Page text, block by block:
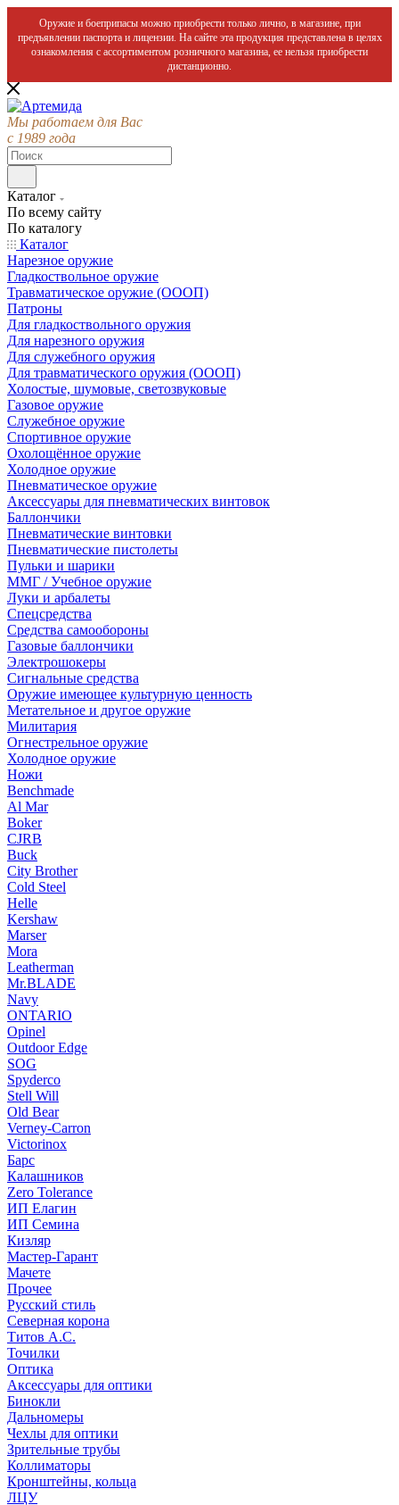
Оружие и боеприпасы можно приобрести только лично, в магазине, при
предъявлении паспорта и лицензии. На сайте эта продукция представлена в целях
ознакомления с ассортиментом розничного магазина, ее нельзя приобрести
дистанционно.
Мы работаем для Вас
с 1989 года
Каталог
По всему сайту
По каталогу
Каталог
Нарезное оружие
Гладкоствольное оружие
Травматическое оружие (ОООП)
Патроны
Для гладкоствольного оружия
Для нарезного оружия
Для служебного оружия
Для травматического оружия (ОООП)
Холостые, шумовые, светозвуковые
Газовое оружие
Служебное оружие
Спортивное оружие
Охолощённое оружие
Холодное оружие
Пневматическое оружие
Аксессуары для пневматических винтовок
Баллончики
Пневматические винтовки
Пневматические пистолеты
Пульки и шарики
ММГ / Учебное оружие
Луки и арбалеты
Спецсредства
Средства самообороны
Газовые баллончики
Электрошокеры
Сигнальные средства
Оружие имеющее культурную ценность
Метательное и другое оружие
Милитария
Огнестрельное оружие
Холодное оружие
Ножи
Benchmade
Al Mar
Boker
CJRB
Buck
City Brother
Cold Steel
Helle
Kershaw
Marser
Mora
Leatherman
Mr.BLADE
Navy
ONTARIO
Opinel
Outdoor Edge
SOG
Spyderco
Stell Will
Old Bear
Verney-Carron
Victorinox
Барс
Калашников
Zero Tolerance
ИП Елагин
ИП Семина
Кизляр
Мастер-Гарант
Мачете
Прочее
Русский стиль
Северная корона
Титов А.С.
Точилки
Оптика
Аксессуары для оптики
Бинокли
Дальномеры
Чехлы для оптики
Зрительные трубы
Коллиматоры
Кронштейны, кольца
ЛЦУ